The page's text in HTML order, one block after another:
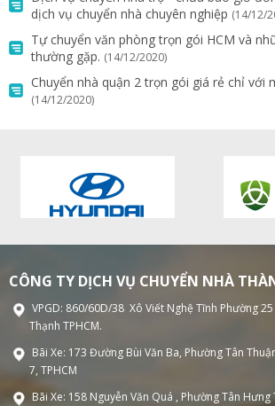
dịch vụ chuyển nhà chuyên nghiệp (14/12/
Tự chuyển văn phòng trọn gói HCM và
thường gặp. (14/12/2020)
Chuyển nhà quận 2 trọn gói giá rẻ chỉ với
(14/12/2020)
CÔNG TY DỊCH VỤ CHUYỂN NHÀ
VPGD: 860/60D/38 Xô Viết Nghệ Tĩnh Phường
Thạnh TPHCM.
Bãi Xe: 173 Đường Bùi Văn Ba, Phường Tân
7, TPHCM
Bãi Xe: 158 Nguyễn Văn Quá , Phường Tân Hưng